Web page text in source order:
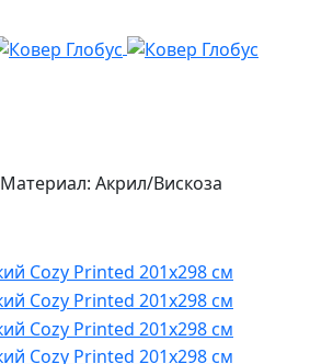
Материал: Акрил/Вискоза